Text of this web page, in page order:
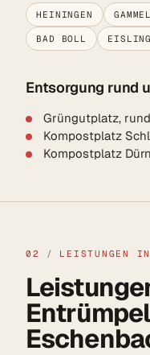
HEININGEN
BAD BOLL
Entsorgung rund
Grüngutplatz,
Kompostplatz
Kompostplatz
02 / LEISTUNGEN IN